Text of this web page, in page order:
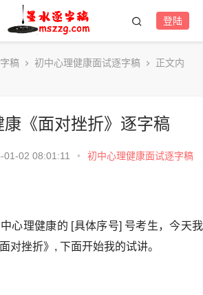
登陆
稿 初中心理健康面试逐字稿
正文内
《面对挫折》逐字稿
01-02 08:01:11 •
初中心理健康面试逐字稿
心理健康的 [具体序号] 号考生，今天我
对挫折》, 下面开始我的试讲。